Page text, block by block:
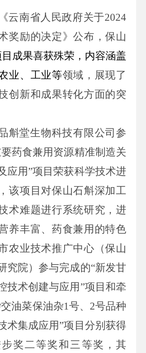
云南省人民政府关于2024
奖励的决定》公布，保山
成果喜获殊荣，内容涵盖
业、工业等领域，展现了
创新和成果转化方面的突
斛堂生物科技有限公司参
药食兼用资源精准制造关
应用”项目荣获科学技术进
，该项目对保山石斛深加工
术难题进行系统研究，进
养丰富、药食兼用的特色
农业技术推广中心（保山
究院）参与完成的“新发甘
技术创建与应用”项目和牵
油菜保油杂1号、2号品种
术集成应用”项目分别获得
奖二等奖和三等奖 ，其